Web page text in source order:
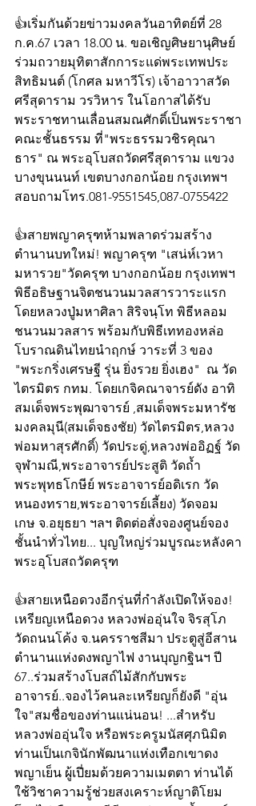
👍เริ่มกันด้วยข่าวมงคลวันอาทิตย์ที่ 28
ก.ค.67 เวลา 18.00 น. ขอเชิญศิษยานุศิษย์
ร่วมถวายมุทิตาสักการะแด่พระเทพประ
สิทธิมนต์ (โกศล มหาวีโร) เจ้าอาวาสวัด
ศรีสุดาราม วรวิหาร ในโอกาสได้รับ
พระราชทานเลื่อนสมณศักดิ์เป็นพระราชา
คณะชั้นธรรม ที่"พระธรรมวชิรคุณา
ธาร" ณ พระอุโบสถวัดศรีสุดาราม แขวง
บางขุนนนท์ เขตบางกอกน้อย กรุงเทพฯ
สอบถามโทร.081-9551545,087-0755422
👍สายพญาครุฑห้ามพลาดร่วมสร้าง
ตำนานบทใหม่! พญาครุฑ "เสน่ห์เวหา
มหารวย"วัดครุฑ บางกอกน้อย กรุงเทพฯ
พิธีอธิษฐานจิตชนวนมวลสารวาระแรก
โดยหลวงปู่มหาศิลา สิริจนฺโท พิธีหลอม
ชนวนมวลสาร พร้อมกับพิธีเททองหล่อ
โบราณดินไทยนำฤกษ์ วาระที่ 3 ของ
"พระกริ่งเศรษฐี รุ่น ยิ่งรวย ยิ่งเฮง"  ณ วัด
ไตรมิตร กทม. โดยเกจิคณาจารย์ดัง อาทิ
สมเด็จพระพุฒาจารย์ ,สมเด็จพระมหารัช
มงคลมุนี(สมเด็จธงชัย) วัดไตรมิตร,หลวง
พ่อมหาสุรศักดิ์) วัดประดู่,หลวงพ่ออิฏฐ์ วัด
จุฬามณี,พระอาจารย์ประสูติ วัดถ้ำ
พระพุทธโกษีย์ พระอาจารย์อดิเรก วัด
หนองทราย,พระอาจารย์เลี้ยง) วัดจอม
เกษ จ.อยุธยา ฯลฯ ติดต่อสั่งจองศูนย์จอง
ชั้นนำทั่วไทย... บุญใหญ่ร่วมบูรณะหลังคา
พระอุโบสถวัดครุฑ
👍สายเหนือดวงอีกรุ่นที่กำลังเปิดให้จอง!
เหรียญเหนือดวง หลวงพ่ออุ่นใจ จิรสุโภ
วัดถนนโค้ง จ.นครราชสีมา ประตูสู่อีสาน
ตำนานแห่งดงพญาไฟ งานบุญกฐินฯ ปี
67..ร่วมสร้างโบสถ์ไม้สักกับพระ
อาจารย์..จองไว้คนละเหรียญก็ยังดี "อุ่น
ใจ"สมชื่อของท่านแน่นอน! ...สำหรับ
หลวงพ่ออุ่นใจ หรือพระครูมนัสศุภนิมิต
ท่านเป็นเกจินักพัฒนาแห่งเทือกเขาดง
พญาเย็น ผู้เปี่ยมด้วยความเมตตา ท่านได้
ใช้วิชาความรู้ช่วยสงเคราะห์ญาติโยม